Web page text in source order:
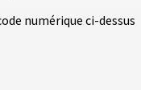
numérique ci-dessus